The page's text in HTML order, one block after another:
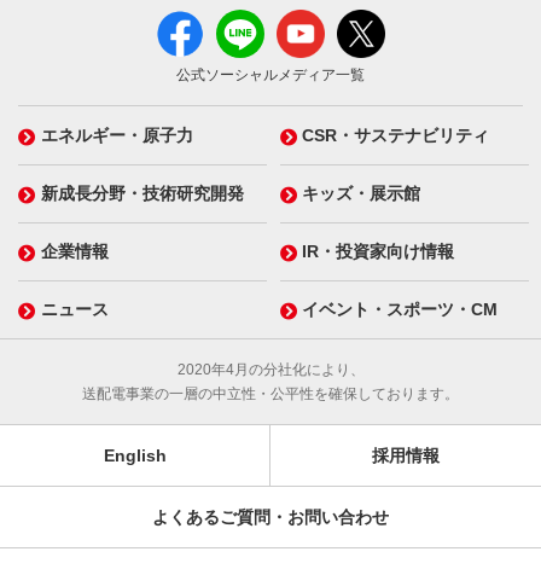
公式ソーシャルメディア一覧
エネルギー・原子力 CSR・サステナビリティ
新成長分野・技術研究開発 キッズ・展示館
企業情報 IR・投資家向け情報
ニュース イベント・スポーツ・CM
2020年4月の分社化により、
送配電事業の一層の中立性・公平性を確保しております。
English 採用情報
よくあるご質問・お問い合わせ